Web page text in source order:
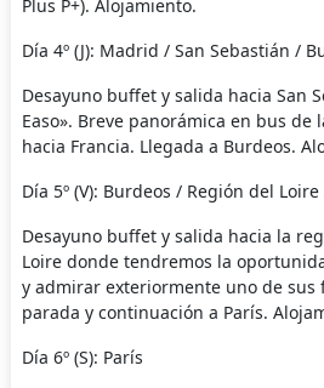
Plus P+). Alojamiento.
Día 4º (J): Madrid / San Sebastián /
Desayuno buffet y salida hacia San
Easo». Breve panorámica en bus de
hacia Francia. Llegada a Burdeos.
Día 5º (V): Burdeos / Región del
Desayuno buffet y salida hacia la
Loire donde tendremos la
y admirar exteriormente uno de sus
parada y continuación a París.
Día 6º (S): París